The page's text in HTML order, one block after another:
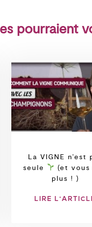
pourraient
La VIGNE n’est
seule
(et vous
plus ! )
LIRE